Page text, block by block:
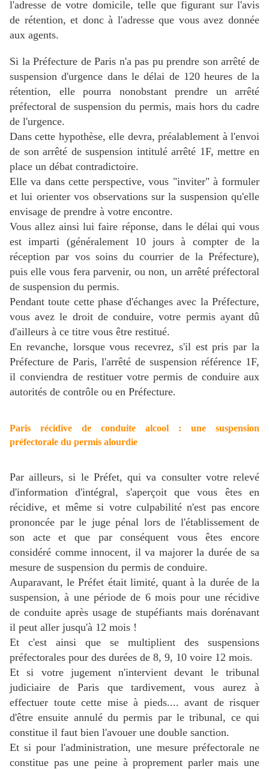
l'adresse de votre domicile, telle que figurant sur l'avis
de rétention, et donc à l'adresse que vous avez donnée
aux agents.
Si la Préfecture de Paris n'a pas pu prendre son arrêté de
suspension d'urgence dans le délai de 120 heures de la
rétention, elle pourra nonobstant prendre un arrêté
préfectoral de suspension du permis, mais hors du cadre
de l'urgence.
Dans cette hypothèse, elle devra, préalablement à l'envoi
de son arrêté de suspension intitulé arrêté 1F, mettre en
place un débat contradictoire.
Elle va dans cette perspective, vous "inviter" à formuler
et lui orienter vos observations sur la suspension qu'elle
envisage de prendre à votre encontre.
Vous allez ainsi lui faire réponse, dans le délai qui vous
est imparti (généralement 10 jours à compter de la
réception par vos soins du courrier de la Préfecture),
puis elle vous fera parvenir, ou non, un arrêté préfectoral
de suspension du permis.
Pendant toute cette phase d'échanges avec la Préfecture,
vous avez le droit de conduire, votre permis ayant dû
d'ailleurs à ce titre vous être restitué.
En revanche, lorsque vous recevrez, s'il est pris par la
Préfecture de Paris, l'arrêté de suspension référence 1F,
il conviendra de restituer votre permis de conduire aux
autorités de contrôle ou en Préfecture.
Paris récidive de conduite alcool : une suspension
préfectorale du permis alourdie
Par ailleurs, si le Préfet, qui va consulter votre relevé
d'information d'intégral, s'aperçoit que vous êtes en
récidive, et même si votre culpabilité n'est pas encore
prononcée par le juge pénal lors de l'établissement de
son acte et que par conséquent vous êtes encore
considéré comme innocent, il va majorer la durée de sa
mesure de suspension du permis de conduire.
Auparavant, le Préfet était limité, quant à la durée de la
suspension, à une période de 6 mois pour une récidive
de conduite après usage de stupéfiants mais dorénavant
il peut aller jusqu'à 12 mois !
Et c'est ainsi que se multiplient des suspensions
préfectorales pour des durées de 8, 9, 10 voire 12 mois.
Et si votre jugement n'intervient devant le tribunal
judiciaire de Paris que tardivement, vous aurez à
effectuer toute cette mise à pieds.... avant de risquer
d'être ensuite annulé du permis par le tribunal, ce qui
constitue il faut bien l'avouer une double sanction.
Et si pour l'administration, une mesure préfectorale ne
constitue pas une peine à proprement parler mais une